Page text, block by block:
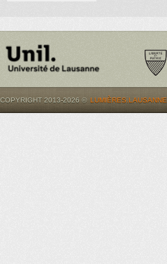
COPYRIGHT 2013-2026 © LUMIÈRES.LAUSANNE